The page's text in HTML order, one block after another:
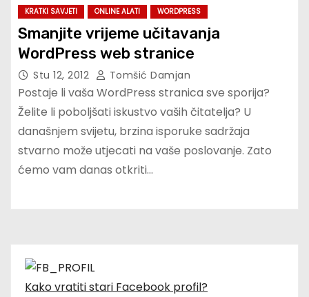
KRATKI SAVJETI ONLINE ALATI WORDPRESS
Smanjite vrijeme učitavanja
WordPress web stranice
Stu 12, 2012 Tomšić Damjan
Postaje li vaša WordPress stranica sve sporija?
Želite li poboljšati iskustvo vaših čitatelja? U
današnjem svijetu, brzina isporuke sadržaja
stvarno može utjecati na vaše poslovanje. Zato
ćemo vam danas otkriti…
Kako vratiti stari Facebook profil?